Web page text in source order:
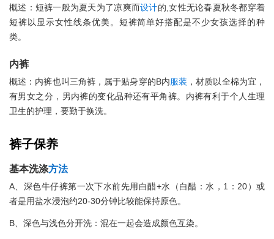
概述：短裤一般为夏天为了凉爽而设计的,女性无论春夏秋冬都穿着
短裤以显示女性线条优美。短裤简单好搭配是不少女孩选择的种
类。
内裤
概述：内裤也叫三角裤，属于贴身穿的B内服装 ，材质以全棉为宜，
有男女之分，男内裤的变化品种还有平角裤。内裤有利于个人生理
卫生的护理，要勤于换洗。
裤子保养
基本洗涤方法
A、深色牛仔裤第一次下水前先用白醋+水（白醋：水，1：20）或
者是用盐水浸泡约20-30分钟比较能保持原色。
B、深色与浅色分开洗：混在一起会造成颜色互染。